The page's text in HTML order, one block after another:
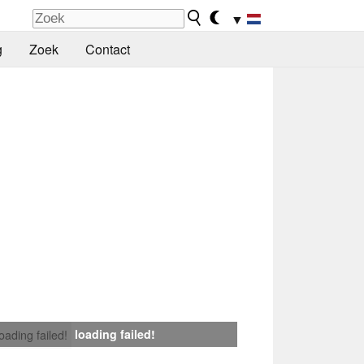
▼
Zoek Contact
failed! loading failed!